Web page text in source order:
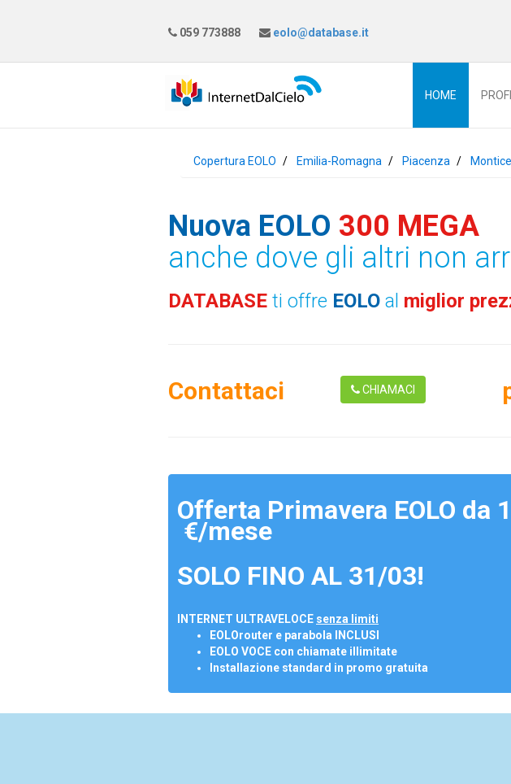
059 773888 eolo@database.it
HOME
Copertura EOLO Emilia-Romagna Piacenza
Nuova EOLO 300 MEGA
anche dove gli altri non
DATABASE ti offre EOLO al miglior
Contattaci CHIAMACI
Offerta Primavera EOLO da
€/mese
SOLO FINO AL 31/03!
INTERNET ULTRAVELOCE senza limiti
EOLOrouter e parabola INCLUSI
EOLO VOCE con chiamate illimitate
Installazione standard in promo gratuita